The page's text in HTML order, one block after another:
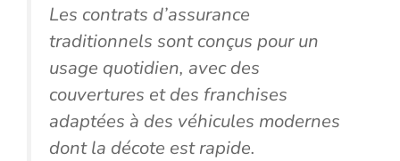
Les contrats d’assurance
traditionnels sont conçus pour un
usage quotidien, avec des
couvertures et des franchises
adaptées à des véhicules modernes
dont la décote est rapide.